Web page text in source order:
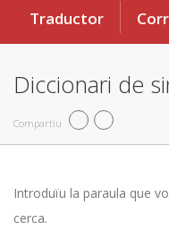
Traductor
Diccionari de
Compartiu
Introduïu la paraula que
cerca.